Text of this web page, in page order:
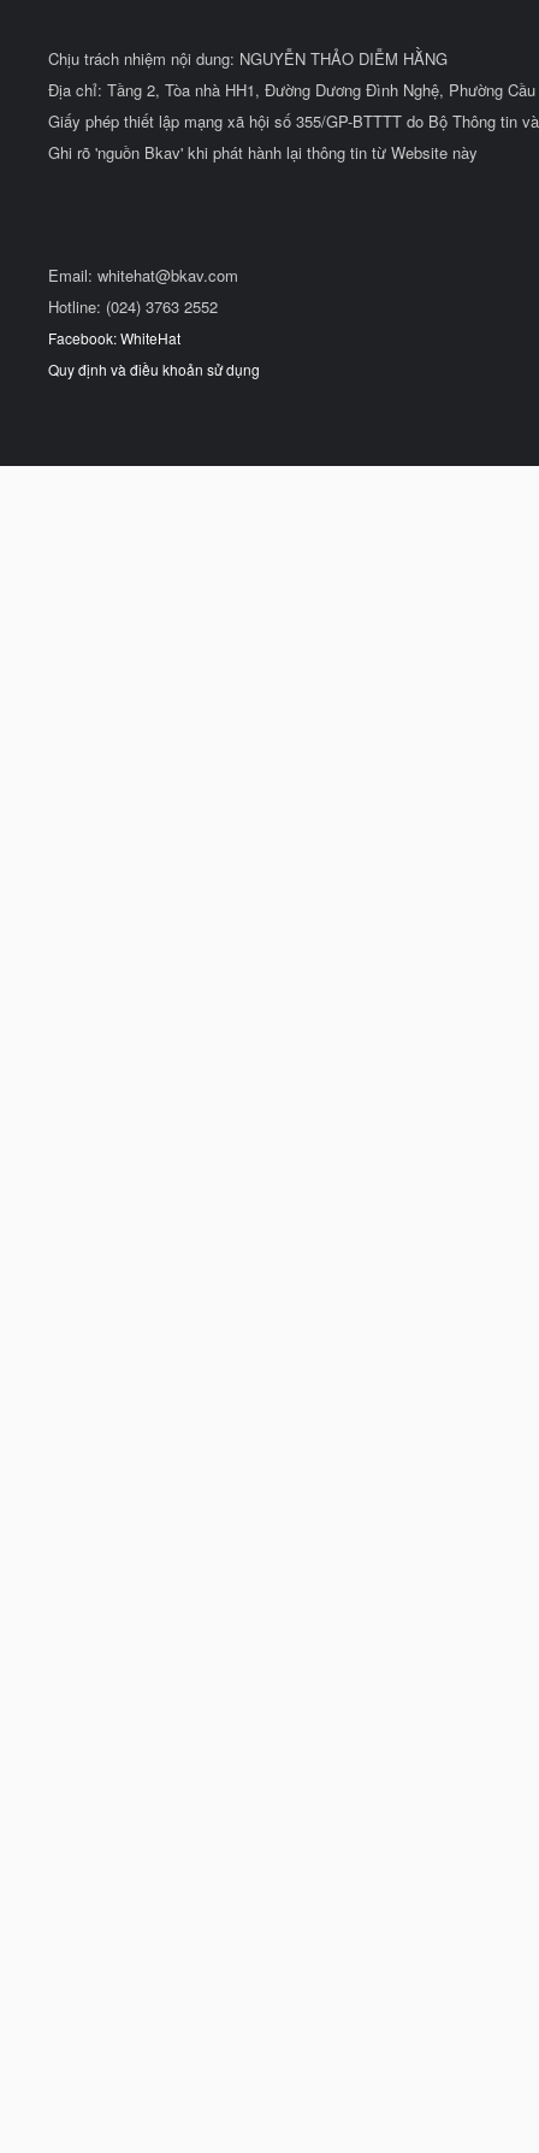
Chịu trách nhiệm nội dung: NGUYỄN THẢO DIỄM HẰNG
Địa chỉ: Tầng 2, Tòa nhà HH1, Đường Dương Đình Nghệ, Phường
Giấy phép thiết lập mạng xã hội số 355/GP-BTTTT do Bộ Thông tin
Ghi rõ 'nguồn Bkav' khi phát hành lại thông tin từ Website này
Email: whitehat@bkav.com
Hotline: (024) 3763 2552
Facebook: WhiteHat
Quy định và điều khoản sử dụng